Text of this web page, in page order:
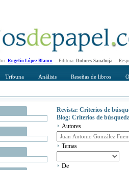
Rogelio López Blanco Editora: Dolores Sanahuja
Tribuna Análisis Reseñas de libros
Revista: Criterios de
Blog: Criterios de
Autores
Temas
De